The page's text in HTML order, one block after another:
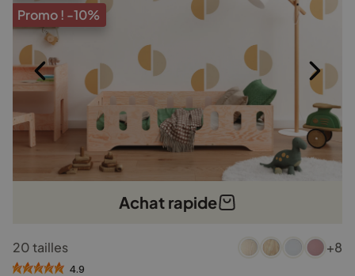
Promo ! -10%
Achat rapide
produit
a
20 tailles +8
4.9